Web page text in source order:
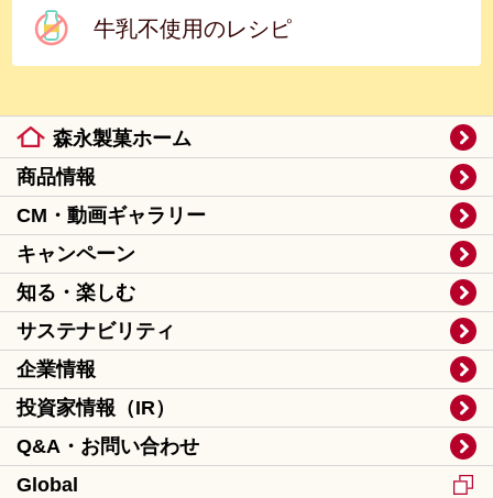
牛乳不使用のレシピ
森永製菓ホーム
商品情報
CM・動画ギャラリー
キャンペーン
知る・楽しむ
サステナビリティ
企業情報
投資家情報（IR）
Q&A・お問い合わせ
Global